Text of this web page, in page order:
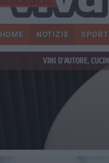
HOME NOTIZIE SPORT